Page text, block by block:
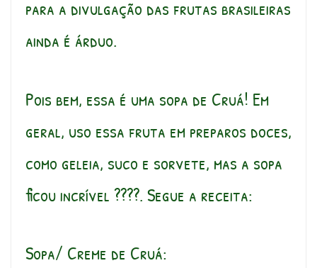
para a divulgação das frutas brasileiras
ainda é árduo.
Pois bem, essa é uma sopa de Cruá! Em
geral, uso essa fruta em preparos doces,
como geleia, suco e sorvete, mas a sopa
ficou incrível ????. Segue a receita:
Sopa/ Creme de Cruá: